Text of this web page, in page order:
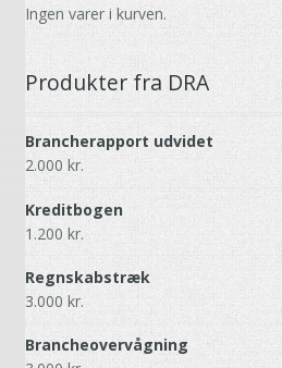
Ingen varer i kurven.
Produkter fra DRA
Brancherapport udvidet
2.000 kr.
Kreditbogen
1.200 kr.
Regnskabstræk
3.000 kr.
Brancheovervågning